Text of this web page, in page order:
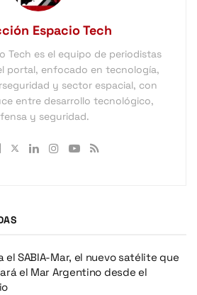
Espacio Tech
Tech es el equipo de periodistas
portal, enfocado en tecnología,
y sector espacial, con
entre desarrollo tecnológico,
y seguridad.
el SABIA-Mar, el nuevo satélite que
el Mar Argentino desde el